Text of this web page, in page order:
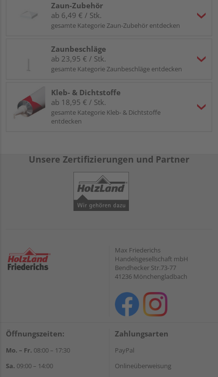
Zaun-Zubehör
ab 6,49 € / Stk.
gesamte Kategorie Zaun-Zubehör entdecken
Zaunbeschläge
ab 23,95 € / Stk.
gesamte Kategorie Zaunbeschläge entdecken
Kleb- & Dichtstoffe
ab 18,95 € / Stk.
gesamte Kategorie Kleb- & Dichtstoffe
entdecken
Unsere Zertifizierungen und Partner
Max Friederichs
Handelsgesellschaft mbH
Bendhecker Str.73-77
41236 Mönchengladbach
Öffnungszeiten:
Mo. – Fr. 08:00 – 17:30
Sa. 09:00 – 14:00
Zahlungsarten
PayPal
Onlineüberweisung